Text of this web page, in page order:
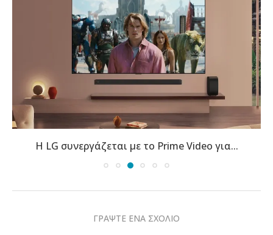
Η LG συνεργάζεται με το Prime Video για...
ΓΡΑΨΤΕ ΕΝΑ ΣΧΟΛΙΟ